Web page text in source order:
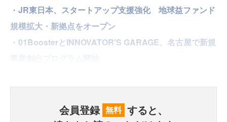
・ JR東日本、スタートアップ支援強化 地球益ファンド
規模拡大・新拠点をオープン
・ 01BoosterとINNOVATOR'S GARAGE、名古屋で新規
会員登録 無料 すると、